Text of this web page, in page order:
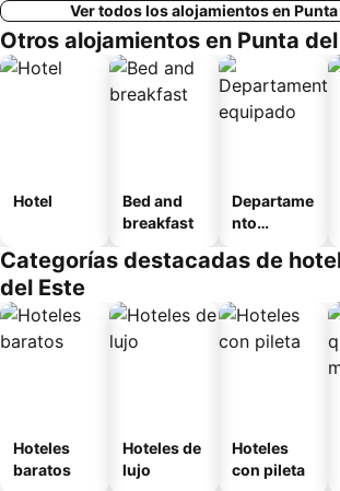
Ver todos los alojamientos en Punta
Otros alojamientos en Punta
Hotel
Bed and
breakfast
Departame
nto
Categorías destacadas de
del Este
Hoteles
baratos
Hoteles de
lujo
Hoteles
con pileta